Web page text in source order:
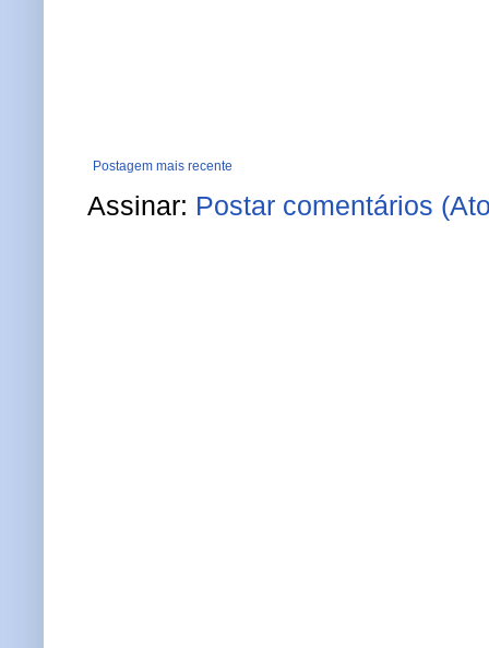
Postagem mais recente
Assinar: Postar comentários